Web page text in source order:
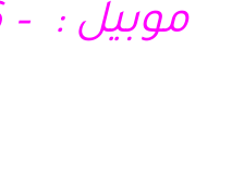
موبيل : – 01210403676 – 01028285295 – 01121717340